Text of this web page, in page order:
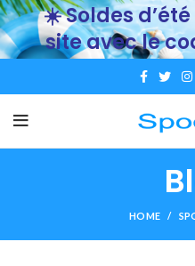
HOME
☀️ Soldes
site avec le